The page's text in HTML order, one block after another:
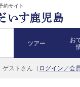
約サイト
ツアー
お
ゲストさん（ ログイン／会